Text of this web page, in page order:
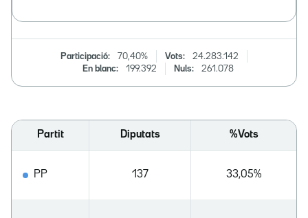
Participació: 70,40% Vots:
24.283.142
En blanc:
199.392 Nuls: 261.078
Partit Diputats %Vots
PP 137 33,05%